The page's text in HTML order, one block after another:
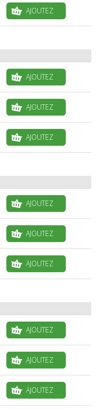
AJOUTEZ
AJOUTEZ
AJOUTEZ
AJOUTEZ
AJOUTEZ
AJOUTEZ
AJOUTEZ
AJOUTEZ
AJOUTEZ
AJOUTEZ